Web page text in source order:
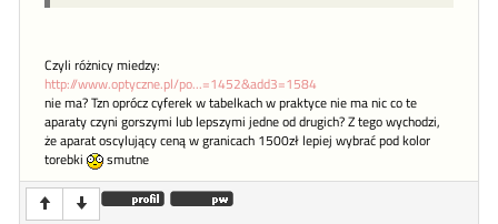
Czyli różnicy miedzy:
http://www.optyczne.pl/po...=1452&add3=1584
nie ma? Tzn oprócz cyferek w tabelkach w praktyce nie ma nic co te
aparaty czyni gorszymi lub lepszymi jedne od drugich? Z tego wychodzi,
że aparat oscylujący ceną w granicach 1500zł lepiej wybrać pod kolor
torebki
smutne